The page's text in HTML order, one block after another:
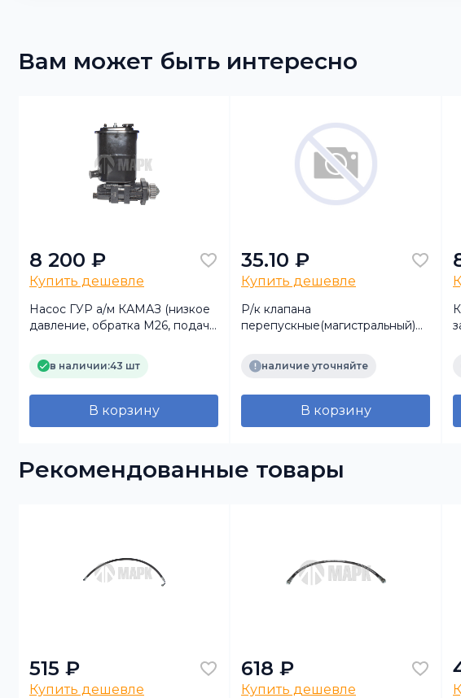
Вам может быть интересно
8 200 ₽
Купить дешевле
Насос ГУР а/м КАМАЗ (низкое
давление, обратка М26, подача
(TRUCKMARK)
в наличии:43 шт
В корзину
35.10 ₽
Купить дешевле
Р/к клапана
перепускные(магистральный)
наличие уточняйте
В корзину
Рекомендованные товары
515 ₽
Купить дешевле
618 ₽
Купить дешевле